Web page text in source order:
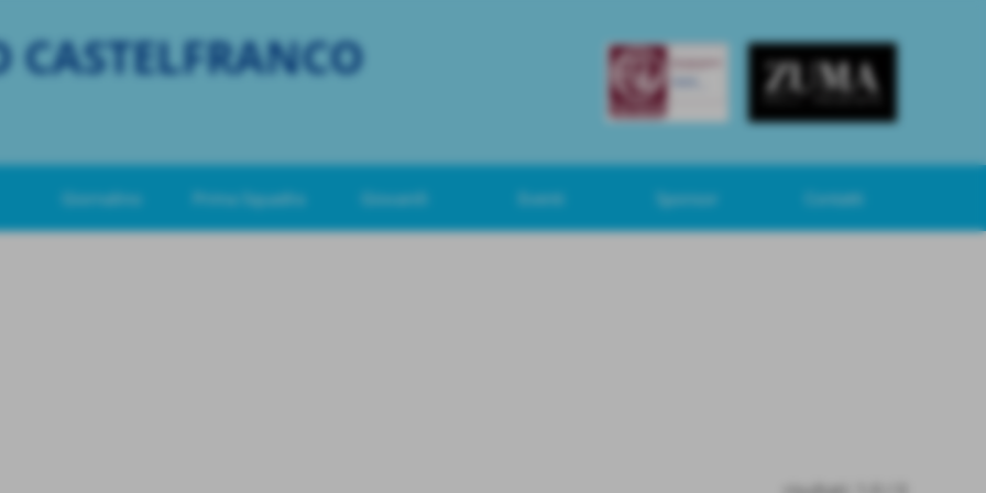
Giornalino Prima Squadra Giovanili Eventi Sponsor Contatti